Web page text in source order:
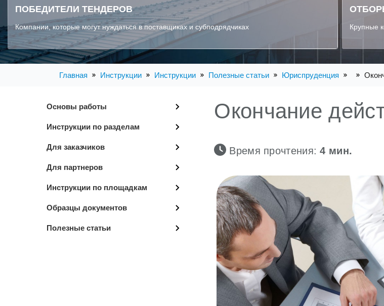
ПОБЕДИТЕЛИ ТЕНДЕРОВ
Компании, которые могут нуждаться в поставщиках и субподрядчиках Крупные
Главная Инструкции Инструкции Полезные статьи Юриспруденция
Основы работы
Инструкции по разделам
Для заказчиков
Для партнеров
Инструкции по площадкам
Образцы документов
Полезные статьи
Окончание
Время прочтения:4 мин.